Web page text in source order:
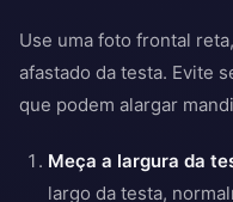
Use uma foto frontal
afastado da testa. Evite
que podem alargar
Meça a largura da
largo da testa,